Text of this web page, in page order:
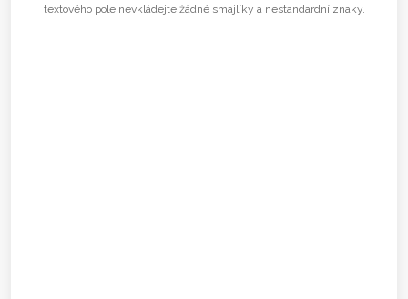
textového pole nevkládejte žádné smajlíky a nestandardní znaky.